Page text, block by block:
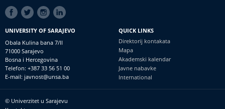
SOCIAL
LINKS
UNIVERSITY OF SARAJEVO
Obala Kulina bana 7/II
71000 Sarajevo
Bosna i Hercegovina
Telefon: +387 33 56 51 00
E-mail: javnost@unsa.ba
QUICK LINKS
Direktorij kontakata
Mapa
Akademski kalendar
Javne nabavke
International
Footer
© Univerzitet u Sarajevu